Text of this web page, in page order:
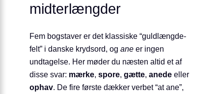
midterlængder
Fem bogstaver er det klassiske “guldlængde-
felt” i danske krydsord, og ane er ingen
undtagelse. Her møder du næsten altid et af
disse svar: mærke, spore, gætte, anede eller
ophav. De fire første dækker verbet “at ane”,